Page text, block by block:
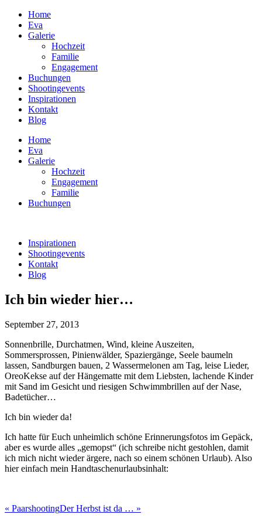
Home
Eva
Galerie
Hochzeit
Familie
Engagement
Buchungen
Shootingevents
Inspirationen
Kontakt
Blog
Home
Eva
Galerie
Hochzeit
Engagement
Familie
Buchungen
Inspirationen
Shootingevents
Kontakt
Blog
Ich bin wieder hier…
September 27, 2013
Sonnenbrille, Durchatmen, Wind, kleine Auszeiten,
Sommersprossen, Pinienwälder, Spaziergänge, Seele baumeln
lassen, Sandburgen bauen, 2 Wassermelonen am Tag, leise Lieder,
OreoKekse auf der Hängematte mit dem Liebsten, lachende Kinder
mit Sand im Gesicht und riesigen Schwimmbrillen auf der Nase,
Badetücher…
Ich bin wieder da!
Ich hatte für Euch unheimlich schöne Erinnerungsfotos im Gepäck,
aber es wurde alles „gemopst“ (ich schreibe nicht gestohlen, damit
ich mich nicht wieder ärgere, nach so einem schönen Urlaub). Also
hier einfach mein Handtaschenurlaubsinhalt:
« PaarshootingDer Herbst ist da … »